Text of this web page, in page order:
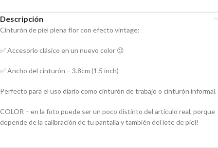
Descripción
Cinturón de piel plena flor con efecto vintage:
✅ Accesorio clásico en un nuevo color 😉
✅ Ancho del cinturón – 3.8cm (1.5 inch)
Perfecto para el uso diario como cinturón de trabajo o cinturón informal.
COLOR – en la foto puede ser un poco distinto del artículo real, porque
depende de la calibración de tu pantalla y también del lote de piel!